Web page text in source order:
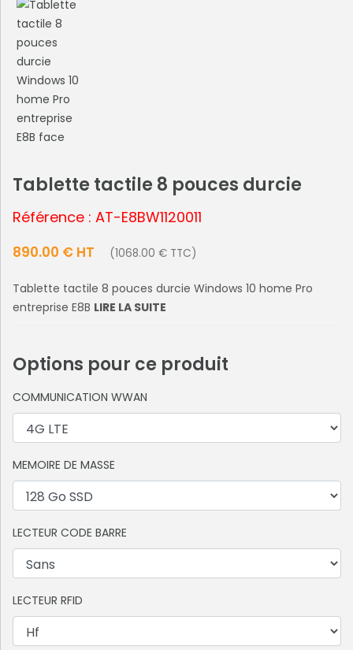
Tablette tactile 8 pouces durcie
Référence : AT-E8BW1120011
890.00 € HT (1068.00 € TTC)
Tablette tactile 8 pouces durcie Windows 10 home Pro
entreprise E8B LIRE LA SUITE
Options pour ce produit
COMMUNICATION WWAN
MEMOIRE DE MASSE
LECTEUR CODE BARRE
LECTEUR RFID